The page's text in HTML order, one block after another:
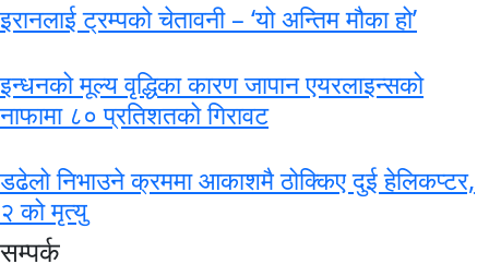
इरानलाई ट्रम्पको चेतावनी – ‘यो अन्तिम मौका हो’
इन्धनको मूल्य वृद्धिका कारण जापान एयरलाइन्सको
नाफामा ८० प्रतिशतको गिरावट
डढेलो निभाउने क्रममा आकाशमै ठोक्किए दुई हेलिकप्टर,
२ को मृत्यु
सम्पर्क